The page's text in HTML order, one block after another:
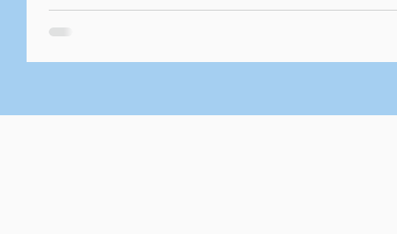
から事前に電子チケットの発行を行ったうえでご来場ください。